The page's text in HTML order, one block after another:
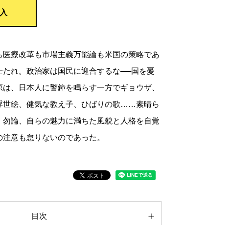
療改革も市場主義万能論も米国の策略であ
たれ。政治家は国民に迎合するな──国を憂
、日本人に警鐘を鳴らす一方でギョウザ、
世絵、健気な教え子、ひばりの歌……素晴ら
勿論、自らの魅力に満ちた風貌と人格を自覚
意も怠りないのであった。
目次